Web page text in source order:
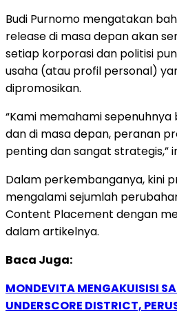
Budi Purnomo mengatakan
release di masa depan akan
setiap korporasi dan politisi
usaha (atau profil personal)
dipromosikan.
“Kami memahami sepenuhnya
dan di masa depan, peranan
penting dan sangat strategis,”
Dalam perkembanganya, kini
mengalami sejumlah
Content Placement dengan
dalam artikelnya.
Baca Juga:
MONDEVITA MENGAKUISISI
UNDERSCORE DISTRICT,